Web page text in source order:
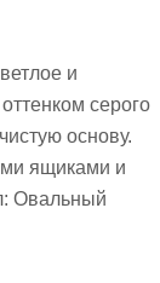
и
серого
основу.
ящиками и
Овальный